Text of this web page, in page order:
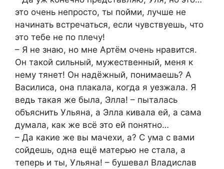
это очень непросто, ты пойми, лучше не
начинать встречаться, если чувствуешь, что
это тебе не по плечу!
– Я не знаю, но мне Артём очень нравится.
Он такой сильный, мужественный, меня к
нему тянет! Он надёжный, понимаешь? А
Василиса, она плакала, когда я уезжала. Я
ведь такая же была, Элла! – пыталась
объяснить Ульяна, а Элла кивала ей, а сама
думала, как же всё это ей понятно…
– Да какие же вы мачехи, а? С ума с вами
сойдешь, одна ещё матерью не стала, а
теперь и ты, Ульяна! – бушевал Владислав